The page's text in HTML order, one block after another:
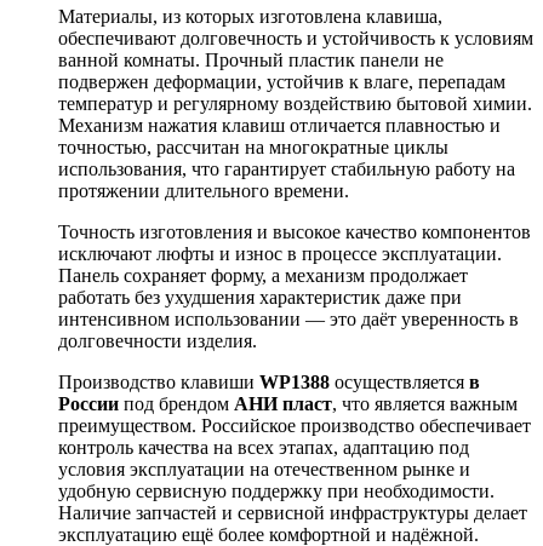
Материалы, из которых изготовлена клавиша,
обеспечивают долговечность и устойчивость к условиям
ванной комнаты. Прочный пластик панели не
подвержен деформации, устойчив к влаге, перепадам
температур и регулярному воздействию бытовой химии.
Механизм нажатия клавиш отличается плавностью и
точностью, рассчитан на многократные циклы
использования, что гарантирует стабильную работу на
протяжении длительного времени.
Точность изготовления и высокое качество компонентов
исключают люфты и износ в процессе эксплуатации.
Панель сохраняет форму, а механизм продолжает
работать без ухудшения характеристик даже при
интенсивном использовании — это даёт уверенность в
долговечности изделия.
Производство клавиши WP1388 осуществляется в
России под брендом АНИ пласт, что является важным
преимуществом. Российское производство обеспечивает
контроль качества на всех этапах, адаптацию под
условия эксплуатации на отечественном рынке и
удобную сервисную поддержку при необходимости.
Наличие запчастей и сервисной инфраструктуры делает
эксплуатацию ещё более комфортной и надёжной.